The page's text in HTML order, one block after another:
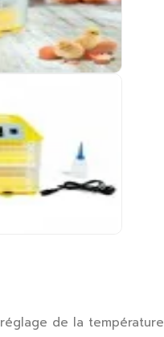
de la température